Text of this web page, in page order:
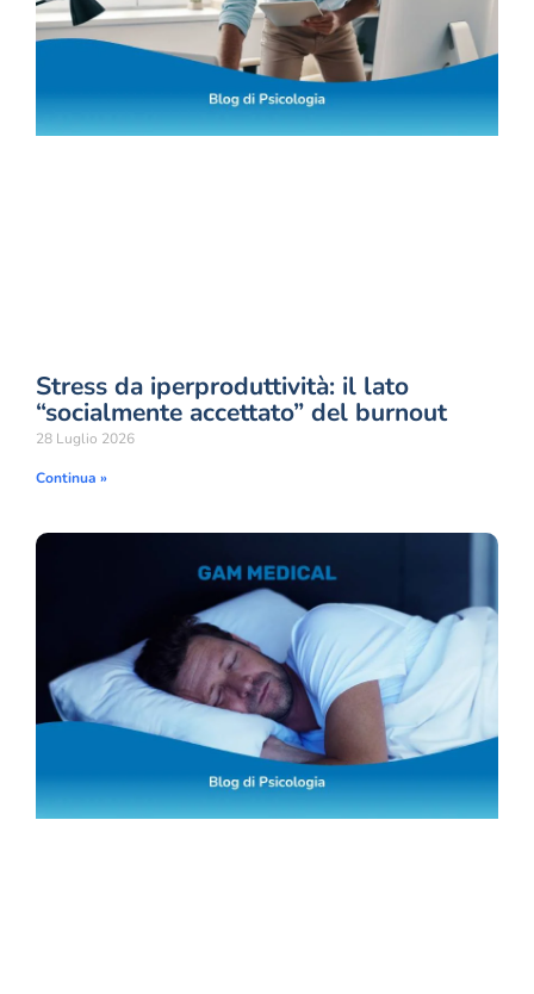
Stress da iperproduttività: il lato
“socialmente accettato” del burnout
28 Luglio 2026
Continua »